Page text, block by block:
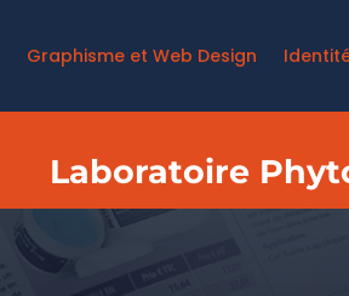
Graphisme et Web Design
Laboratoire